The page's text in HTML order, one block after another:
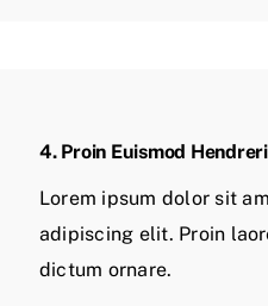
4. Proin Euismod
Lorem ipsum dolor sit
adipiscing elit. Proin
dictum ornare.